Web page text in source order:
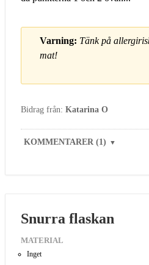
Varning: Tänk på
mat!
Bidrag från: Katarina O
KOMMENTARER (1) ▼
Snurra flaskan
MATERIAL
Inget